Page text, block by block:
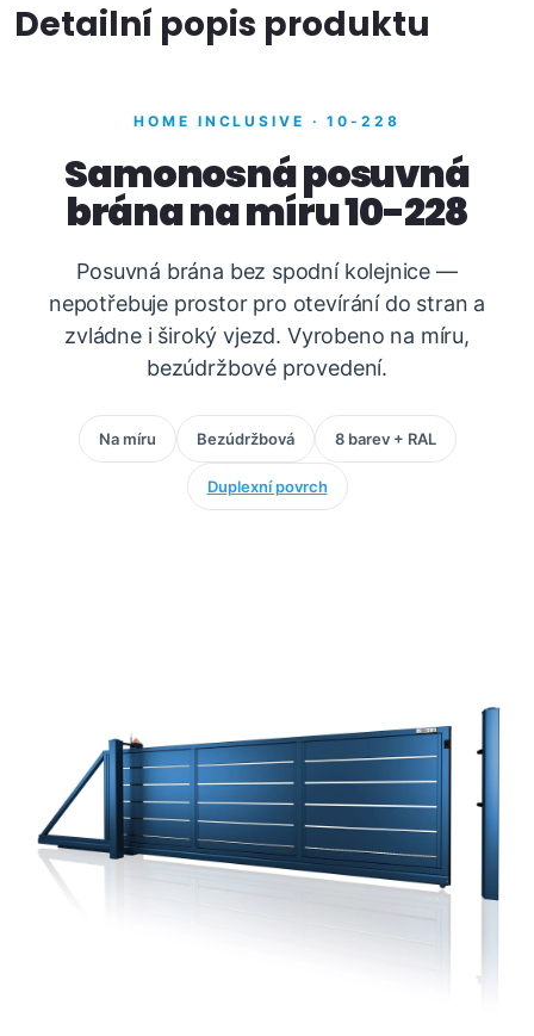
Detailní popis produktu
HOME INCLUSIVE · 10-228
Samonosná posuvná
brána na míru 10-228
Posuvná brána bez spodní kolejnice —
nepotřebuje prostor pro otevírání do stran a
zvládne i široký vjezd. Vyrobeno na míru,
bezúdržbové provedení.
Na míru Bezúdržbová 8 barev + RAL
Duplexní povrch